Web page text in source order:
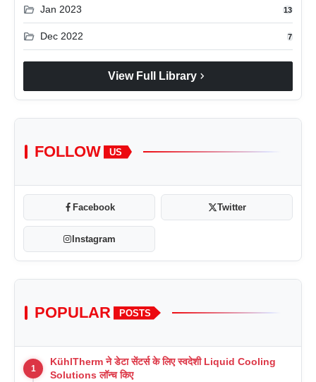
folder_open Jan 2023 13
folder_open Dec 2022 7
View Full Library chevron_right
FOLLOW US
Facebook Twitter
Instagram
POPULAR POSTS
1
KühlTherm ने डेटा सेंटर्स के लिए स्वदेशी Liquid Cooling
Solutions लॉन्च किए